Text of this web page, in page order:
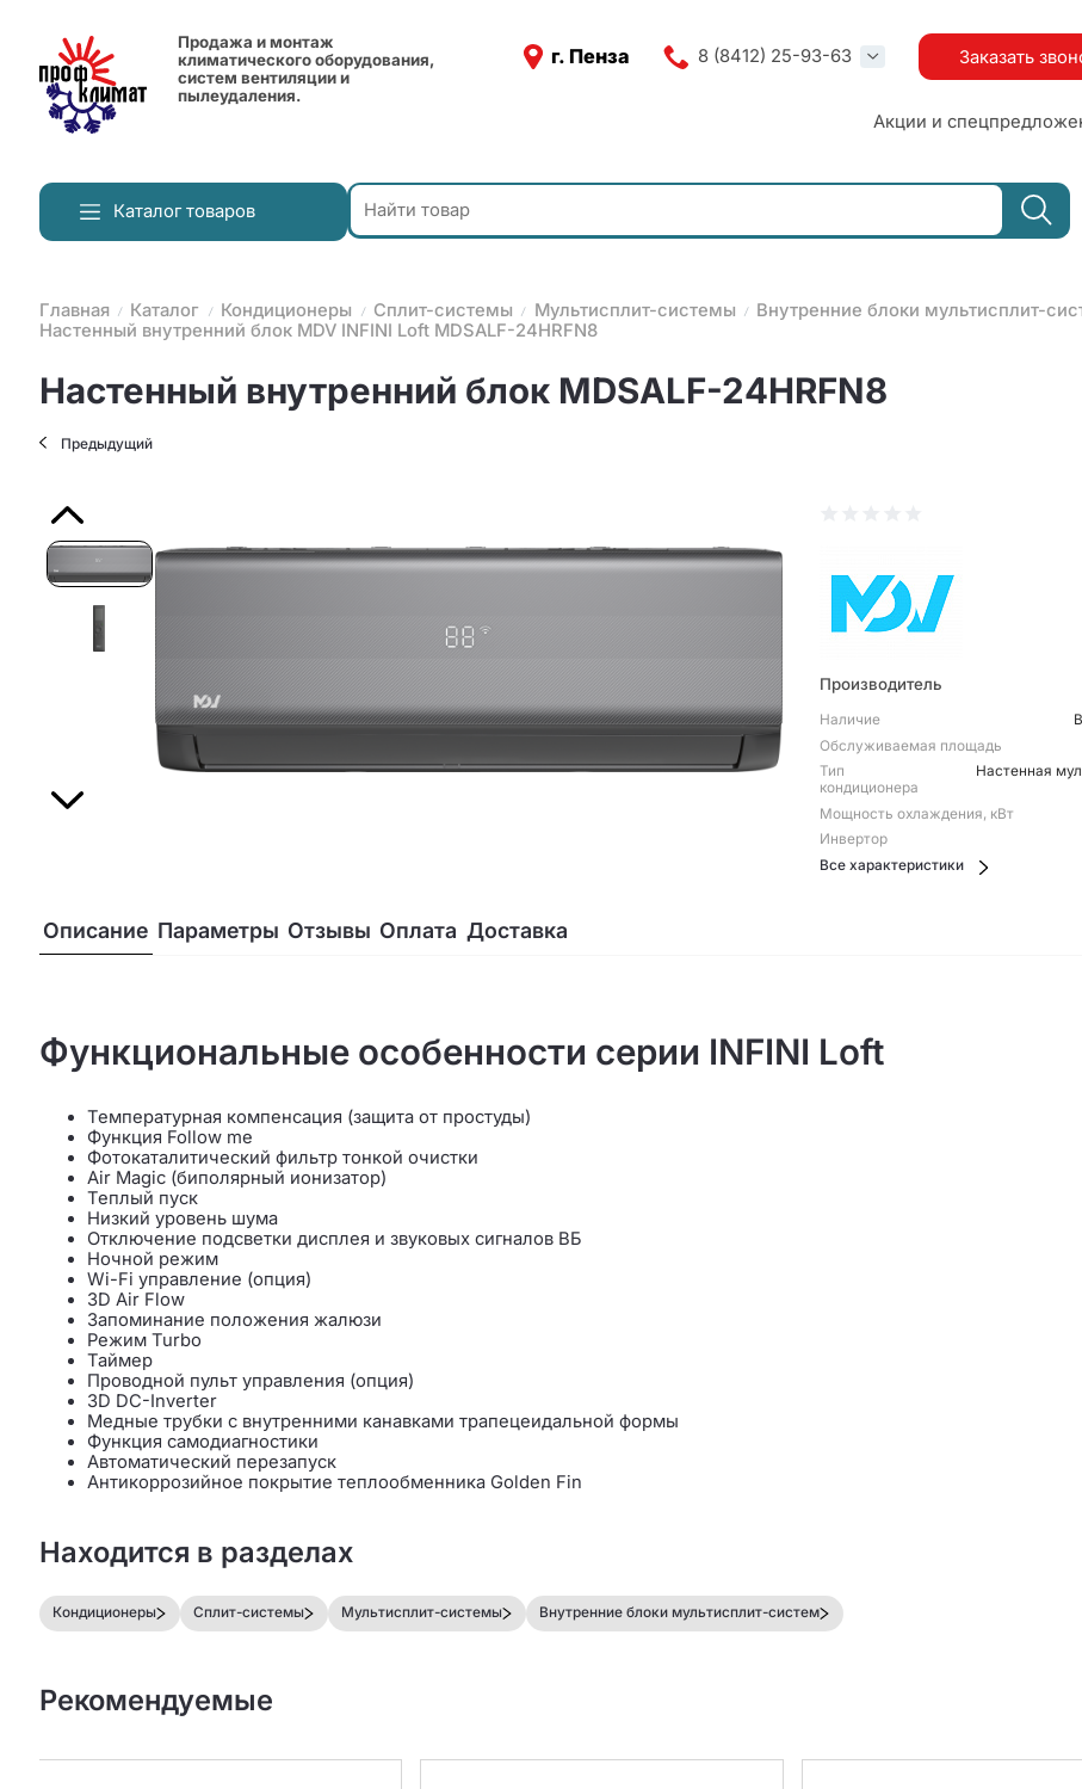
Продажа и монтаж
климатического оборудования,
систем вентиляции и
пылеудаления.
г. Пенза 8 (8412) 25-93-63 Заказать
Акции и
Каталог товаров
Главная Каталог Кондиционеры Сплит-системы Мультисплит-системы
Внутренние блоки мультисплит-
Настенный внутренний блок MDV INFINI Loft MDSALF-24HRFN8
Настенный внутренний блок MDSALF-24HRFN8
Предыдущий
Производитель
Наличие
Обслуживаемая площадь
Тип
кондиционера
Настенная
Мощность охлаждения, кВт
Инвертор
Все характеристики
Описание Параметры Отзывы Оплата Доставка
Функциональные особенности серии INFINI Loft
Температурная компенсация (защита от простуды)
Функция Follow me
Фотокаталитический фильтр тонкой очистки
Air Magic (биполярный ионизатор)
Теплый пуск
Низкий уровень шума
Отключение подсветки дисплея и звуковых сигналов ВБ
Ночной режим
Wi-Fi управление (опция)
3D Air Flow
Запоминание положения жалюзи
Режим Turbo
Таймер
Проводной пульт управления (опция)
3D DC-Inverter
Медные трубки с внутренними канавками трапецеидальной формы
Функция самодиагностики
Автоматический перезапуск
Антикоррозийное покрытие теплообменника Golden Fin
Находится в разделах
Кондиционеры Сплит-системы Мультисплит-системы Внутренние блоки мультисплит-систем
Рекомендуемые